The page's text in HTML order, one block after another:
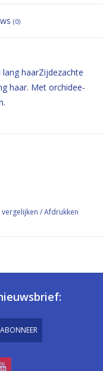
(0)
haarZijdezachte
haar. Met orchidee-
/Afdrukken
ABONNEER